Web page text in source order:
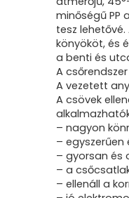
minőségű PP
tesz
könyököt, és
a benti és
A
A vezetett
A csövek
– nagyon
– egyszerűen
– gyorsan és
– a
– ellenáll a